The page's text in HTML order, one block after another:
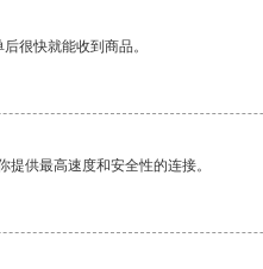
很快就能收到商品。
供最高速度和安全性的连接。